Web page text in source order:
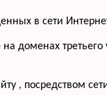
в сети
доменах
, посредством